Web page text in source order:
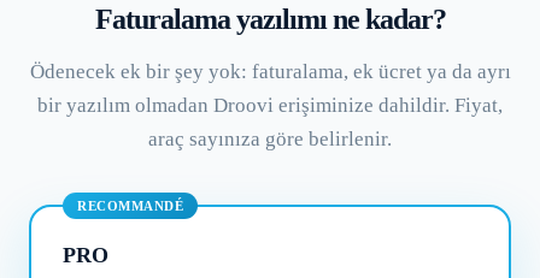
Faturalama yazılımı ne kadar?
Ödenecek ek bir şey yok: faturalama, ek ücret ya da ayrı
bir yazılım olmadan Droovi erişiminize dahildir. Fiyat,
araç sayınıza göre belirlenir.
RECOMMANDÉ
PRO